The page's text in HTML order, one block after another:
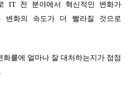
IT 전 분야에서 혁신적인 변화가
변화의 속도가 더 빨라질 것으로
를에 얼마나 잘 대처하는지가 점점